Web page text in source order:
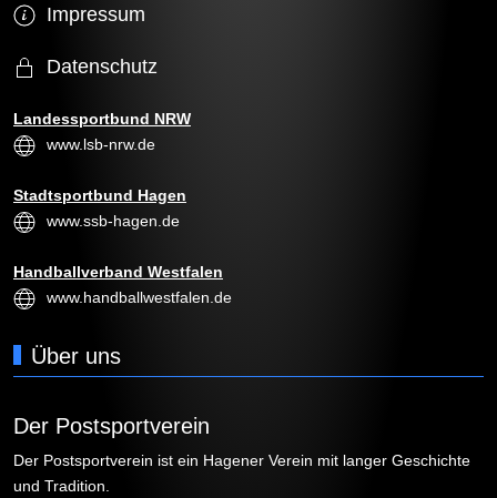
Impressum
Datenschutz
Landessportbund NRW
www.lsb-nrw.de
Stadtsportbund Hagen
www.ssb-hagen.de
Handballverband Westfalen
www.handballwestfalen.de
Über uns
Der Postsportverein
Der Postsportverein ist ein Hagener Verein mit langer Geschichte
und Tradition.